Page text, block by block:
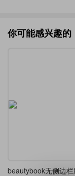
你可能感兴趣的
beautybook无侧边栏